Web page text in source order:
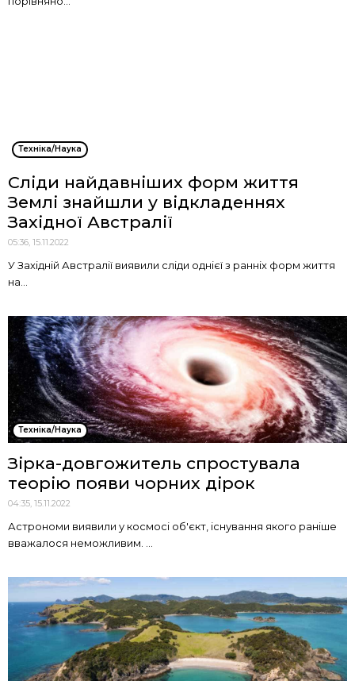
Техніка/Наука
Сліди найдавніших форм життя
Землі знайшли у відкладеннях
Західної Австралії
05:36, 15.11.2022
У Західній Австралії виявили сліди однієї з ранніх форм життя
на...
Техніка/Наука
Зірка-довгожитель спростувала
теорію появи чорних дірок
04:35, 15.11.2022
Астрономи виявили у космосі об'єкт, існування якого раніше
вважалося неможливим. ...